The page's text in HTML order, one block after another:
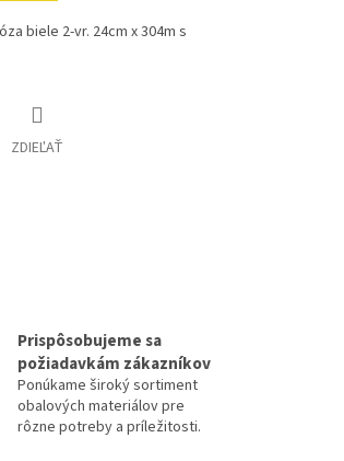
biele 2-vr. 24cm x 304m s
ZDIEĽAŤ
Prispôsobujeme sa
požiadavkám zákazníkov
Ponúkame široký sortiment
obalových materiálov pre
rôzne potreby a príležitosti.